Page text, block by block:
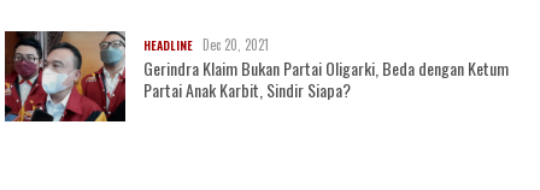
HEADLINE Dec 20, 2021
Gerindra Klaim Bukan Partai Oligarki, Beda dengan Ketum
Partai Anak Karbit, Sindir Siapa?